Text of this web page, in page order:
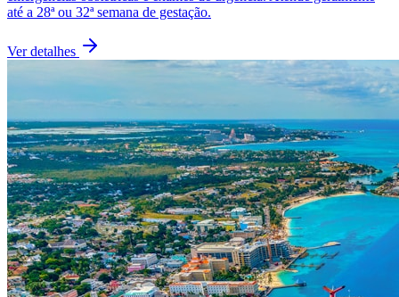
até a 28ª ou 32ª semana de gestação.
Ver detalhes